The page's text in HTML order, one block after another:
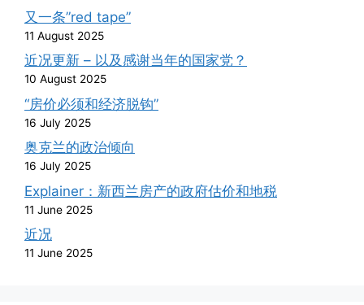
又一条”red tape”
11 August 2025
近况更新 – 以及感谢当年的国家党？
10 August 2025
“房价必须和经济脱钩”
16 July 2025
奥克兰的政治倾向
16 July 2025
Explainer：新西兰房产的政府估价和地税
11 June 2025
近况
11 June 2025